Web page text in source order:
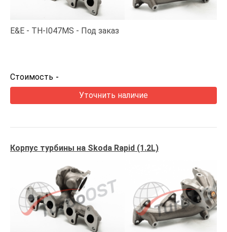
E&E TH-I047MS Под заказ
Стоимость -
Уточнить наличие
Корпус турбины на Skoda Rapid (1.2L)